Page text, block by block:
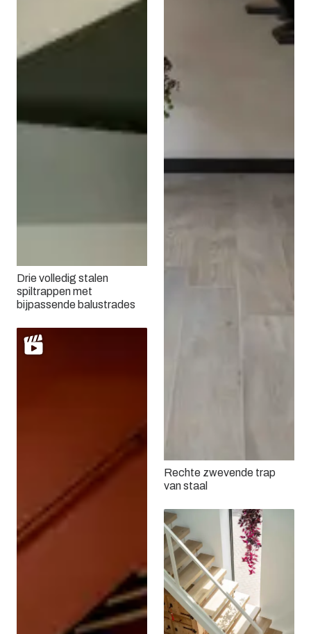
Drie volledig stalen
spiltrappen met
bijpassende balustrades
Rechte zwevende trap
van staal